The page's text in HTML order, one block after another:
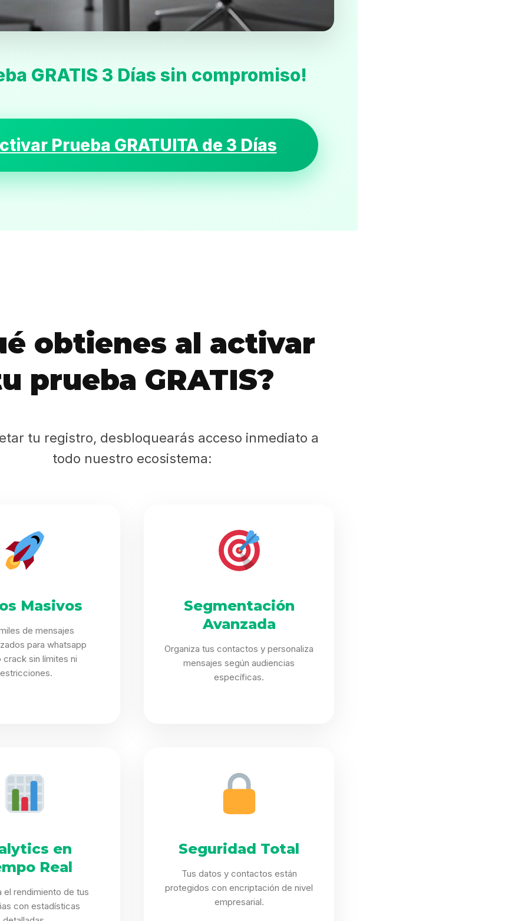
Inicio
SHEIN
Casting
Casting
GRATIS 3 Días sin compromiso!
Prueba GRATUITA de 3 Días
obtienes al activar
prueba GRATIS?
tu registro, desbloquearás acceso inmediato a
todo nuestro ecosistema:
Masivos
de mensajes
para whatsapp
crack sin límites ni
Segmentación
Avanzada
Organiza tus contactos y personaliza
mensajes según audiencias
específicas.
en
Real
el rendimiento de tus
con estadísticas
Seguridad Total
Tus datos y contactos están
protegidos con encriptación de nivel
empresarial.